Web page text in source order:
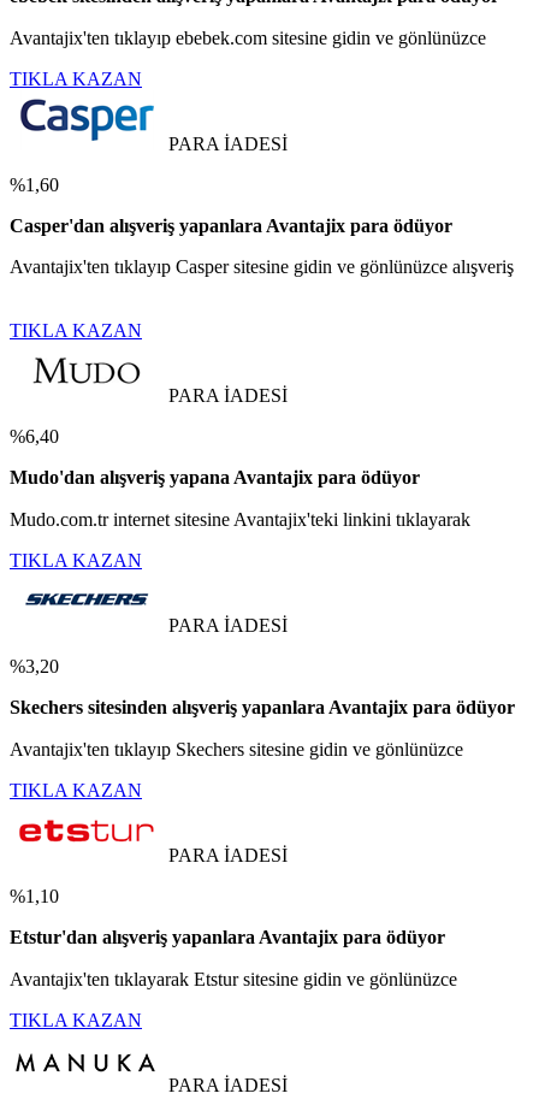
Avantajix'ten tıklayıp ebebek.com sitesine gidin ve gönlünüzce
TIKLA KAZAN
PARA İADESİ
%1,60
Casper'dan alışveriş yapanlara Avantajix para ödüyor
Avantajix'ten tıklayıp Casper sitesine gidin ve gönlünüzce alışveriş
TIKLA KAZAN
PARA İADESİ
%6,40
Mudo'dan alışveriş yapana Avantajix para ödüyor
Mudo.com.tr internet sitesine Avantajix'teki linkini tıklayarak
TIKLA KAZAN
PARA İADESİ
%3,20
Skechers sitesinden alışveriş yapanlara Avantajix para ödüyor
Avantajix'ten tıklayıp Skechers sitesine gidin ve gönlünüzce
TIKLA KAZAN
PARA İADESİ
%1,10
Etstur'dan alışveriş yapanlara Avantajix para ödüyor
Avantajix'ten tıklayarak Etstur sitesine gidin ve gönlünüzce
TIKLA KAZAN
PARA İADESİ